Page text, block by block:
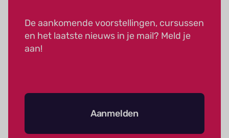
De aankomende voorstellingen, cursussen
en het laatste nieuws in je mail? Meld je
aan!
Aanmelden